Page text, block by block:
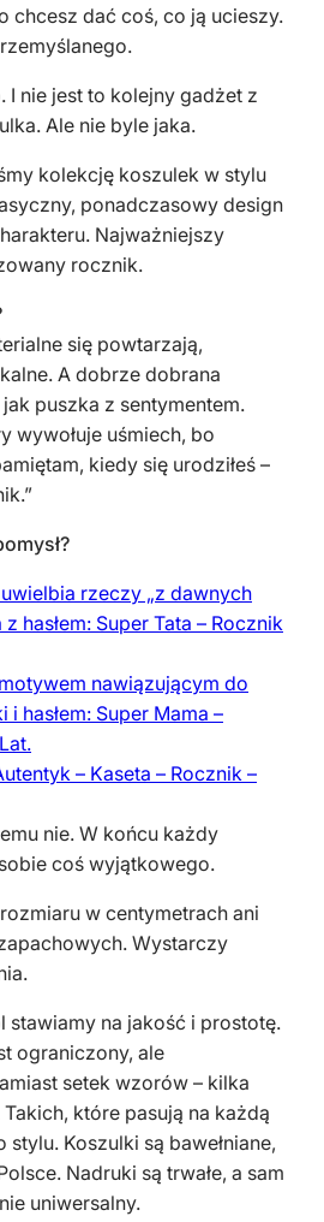
chcesz dać coś, co ją ucieszy.
I nie jest to kolejny gadżet z
Ale nie byle jaka.
kolekcję koszulek w stylu
ponadczasowy design
Najważniejszy
rocznik.
się powtarzają,
A dobrze dobrana
puszka z sentymentem.
wywołuje uśmiech, bo
kiedy się urodziłeś –
rzeczy „z dawnych
hasłem: Super Tata – Rocznik
nawiązującym do
i hasłem: Super Mama –
– Kaseta – Rocznik –
nie. W końcu każdy
coś wyjątkowego.
w centymetrach ani
Wystarczy
stawiamy na jakość i prostotę.
ograniczony, ale
setek wzorów – kilka
które pasują na każdą
Koszulki są bawełniane,
Nadruki są trwałe, a sam
uniwersalny.